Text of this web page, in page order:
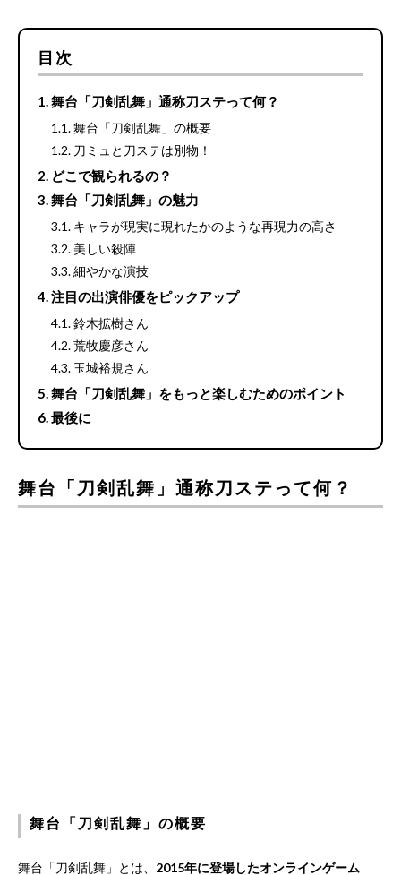
目次
舞台「刀剣乱舞」通称刀ステって何？
舞台「刀剣乱舞」の概要
刀ミュと刀ステは別物！
どこで観られるの？
舞台「刀剣乱舞」の魅力
キャラが現実に現れたかのような再現力の高さ
美しい殺陣
細やかな演技
注目の出演俳優をピックアップ
鈴木拡樹さん
荒牧慶彦さん
玉城裕規さん
舞台「刀剣乱舞」をもっと楽しむためのポイント
最後に
舞台「刀剣乱舞」通称刀ステって何？
舞台「刀剣乱舞」の概要
舞台「刀剣乱舞」とは、 2015年に登場したオンラインゲーム